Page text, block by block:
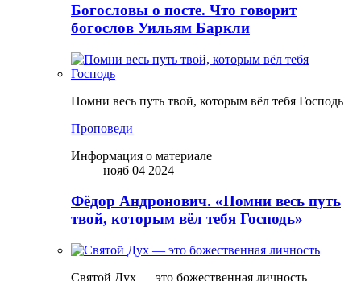
Богословы о посте. Что говорит
богослов Уильям Баркли
Помни весь путь твой, которым вёл тебя Господь
Проповеди
Информация о материале
нояб 04 2024
Фёдор Андронович. «Помни весь путь
твой, которым вёл тебя Господь»
Святой Дух — это божественная личность